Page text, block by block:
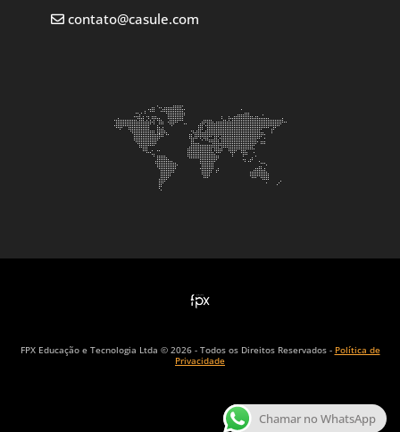
contato@casule.com
FPX Educação e Tecnologia Ltda © 2026 - Todos os Direitos Reservados - Política de
Privacidade
Chamar no WhatsApp